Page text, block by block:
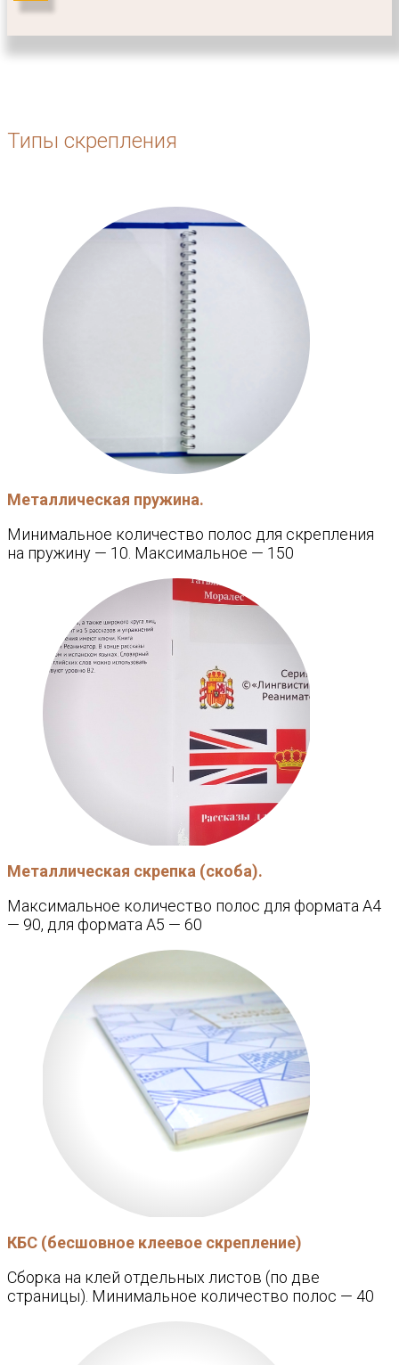
Типы скрепления
Металлическая пружина.
Минимальное количество полос для скрепления
на пружину — 10. Максимальное — 150
Металлическая скрепка (скоба).
Максимальное количество полос для формата А4
— 90, для формата А5 — 60
КБС (бесшовное клеевое скрепление)
Сборка на клей отдельных листов (по две
страницы). Минимальное количество полос — 40